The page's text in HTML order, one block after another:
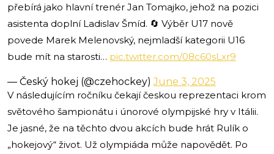
přebírá jako hlavní trenér Jan Tomajko, jehož na pozici
asistenta doplní Ladislav Šmíd. 🔄 Výběr U17 nově
povede Marek Melenovský, nejmladší kategorii U16
bude mít na starosti… pic.twitter.com/08c60sLxr9
— Český hokej (@czehockey)June 3, 2025
V následujícím ročníku čekají českou reprezentaci krom
světového šampionátu i únorové olympijské hry v Itálii.
Je jasné, že na těchto dvou akcích bude hrát Rulík o
„hokejový“ život. Už olympiáda může napovědět. Po